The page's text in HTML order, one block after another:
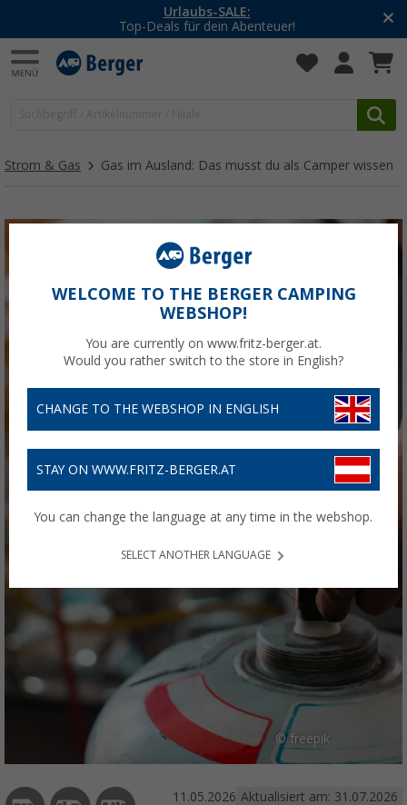
-20% auf Kleidung und Schuhe
Mit dem Aktionscode20SSV
Strom & Gas Gas im Ausland: Das musst du als Camper wissen
© freepik
11.05.2026 Aktualisiert am: 31.07.2026
WELCOME TO THE BERGER CAMPING
WEBSHOP!
You are currently on www.fritz-berger.at.
Would you rather switch to the store in English?
CHANGE TO THE WEBSHOP IN ENGLISH
STAY ON WWW.FRITZ-BERGER.AT
You can change the language at any time in the webshop.
SELECT ANOTHER LANGUAGE